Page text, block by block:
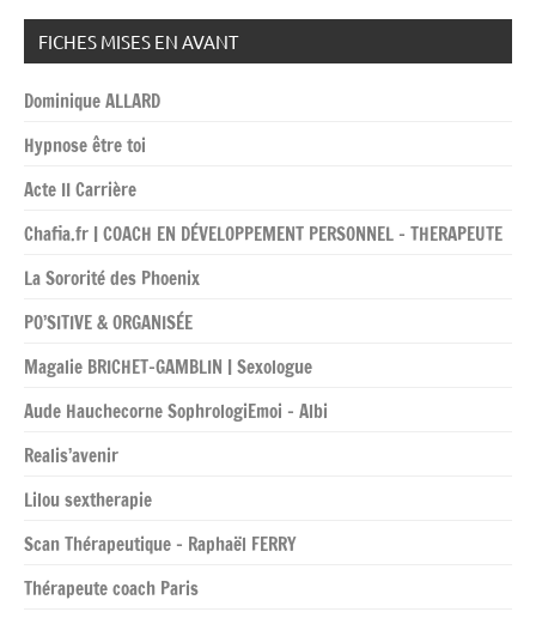
FICHES MISES EN AVANT
Dominique ALLARD
Hypnose être toi
Acte II Carrière
Chafia.fr | COACH EN DÉVELOPPEMENT PERSONNEL – THERAPEUTE
La Sororité des Phoenix
PO’SITIVE & ORGANISÉE
Magalie BRICHET-GAMBLIN | Sexologue
Aude Hauchecorne SophrologiEmoi – Albi
Realis’avenir
Lilou sextherapie
Scan Thérapeutique – Raphaël FERRY
Thérapeute coach Paris